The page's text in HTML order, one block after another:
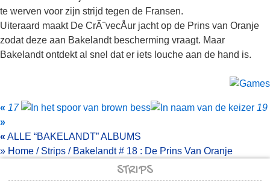
te werven voor zijn strijd tegen de Fransen.
Uiteraard maakt De CrÃ¨vecÅur jacht op de Prins van Oranje
zodat deze aan Bakelandt bescherming vraagt. Maar
Bakelandt ontdekt al snel dat er iets louche aan de hand is.
« 17
19
»
« ALLE BAKELANDT ALBUMS
» Home / Strips / Bakelandt# 18 : De Prins Van Oranje
STRIPS